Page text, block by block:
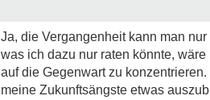
Ja, die Vergangenheit kann man
was ich dazu nur raten könnte,
auf die Gegenwart zu
meine Zukunftsängste etwas